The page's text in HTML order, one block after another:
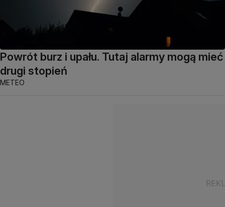
Powrót burz i upału. Tutaj alarmy mogą mieć
drugi stopień
METEO